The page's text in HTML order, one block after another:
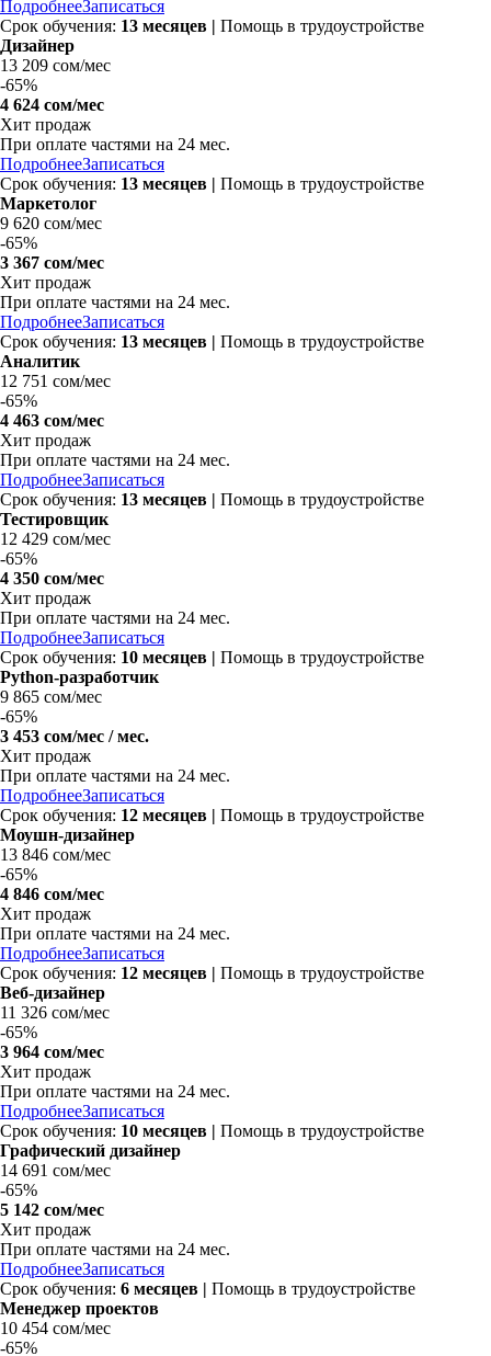
ПодробнееЗаписаться
Срок обучения: 13 месяцев | Помощь в трудоустройстве
Дизайнер
13 209 сом/мес
-65%
4 624 сом/мес
Хит продаж
При оплате частями на 24 мес.
ПодробнееЗаписаться
Срок обучения: 13 месяцев | Помощь в трудоустройстве
Маркетолог
9 620 сом/мес
-65%
3 367 сом/мес
Хит продаж
При оплате частями на 24 мес.
ПодробнееЗаписаться
Срок обучения: 13 месяцев | Помощь в трудоустройстве
Аналитик
12 751 сом/мес
-65%
4 463 сом/мес
Хит продаж
При оплате частями на 24 мес.
ПодробнееЗаписаться
Срок обучения: 13 месяцев | Помощь в трудоустройстве
Тестировщик
12 429 сом/мес
-65%
4 350 сом/мес
Хит продаж
При оплате частями на 24 мес.
ПодробнееЗаписаться
Срок обучения: 10 месяцев | Помощь в трудоустройстве
Python-разработчик
9 865 сом/мес
-65%
3 453 сом/мес / мес.
Хит продаж
При оплате частями на 24 мес.
ПодробнееЗаписаться
Срок обучения: 12 месяцев | Помощь в трудоустройстве
Моушн-дизайнер
13 846 сом/мес
-65%
4 846 сом/мес
Хит продаж
При оплате частями на 24 мес.
ПодробнееЗаписаться
Срок обучения: 12 месяцев | Помощь в трудоустройстве
Веб-дизайнер
11 326 сом/мес
-65%
3 964 сом/мес
Хит продаж
При оплате частями на 24 мес.
ПодробнееЗаписаться
Срок обучения: 10 месяцев | Помощь в трудоустройстве
Графический дизайнер
14 691 сом/мес
-65%
5 142 сом/мес
Хит продаж
При оплате частями на 24 мес.
ПодробнееЗаписаться
Срок обучения: 6 месяцев | Помощь в трудоустройстве
Менеджер проектов
10 454 сом/мес
-65%